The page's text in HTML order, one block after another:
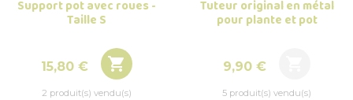
Support pot avec roues -
Taille S
Prix
15,80 € 
2 produit(s) vendu(s)
Tuteur original en métal
pour plante et pot
Prix
9,90 €
5 produit(s) vendu(s)